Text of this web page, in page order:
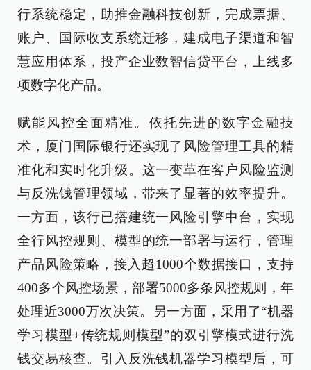
行系统稳定，助推金融科技创新，完成票据、
账户、国际收支系统迁移，建成电子渠道和智
慧应用体系，投产企业数智信贷平台，上线多
项数字化产品。
赋能风控全面精准。依托先进的数字金融技
术，厦门国际银行还实现了风险管理工具的精
准化和实时化升级。这一变革在客户风险监测
与反洗钱管理领域，带来了显著的效率提升。
一方面，该行已搭建统一风险引擎中台，实现
全行风控规则、模型的统一部署与运行，管理
产品风险策略，接入超1000个数据接口，支持
400多个风控场景，部署5000多条风控规则，年
处理近3000万次决策。另一方面，采用了“机器
学习模型+传统规则模型”的双引擎模式进行洗
钱交易核查。引入反洗钱机器学习模型后，可